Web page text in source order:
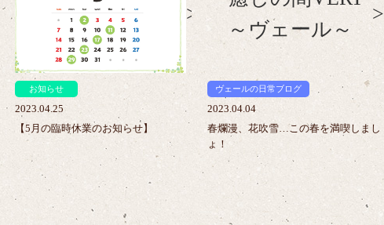
>
お知らせ
2023.04.25
【5月の臨時休業のお知らせ】
>
ヴェールの日常ブログ
2023.04.04
春爛漫、花吹雪…この春を満喫しまし
ょ！